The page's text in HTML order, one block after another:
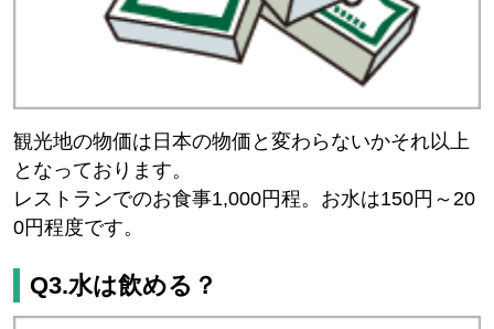
観光地の物価は日本の物価と変わらないかそれ以上
となっております。
レストランでのお食事1,000円程。お水は150円～20
0円程度です。
Q3.水は飲める？